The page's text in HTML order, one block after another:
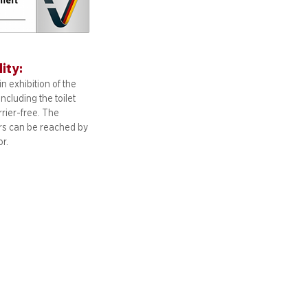
exhibition of the
including the toilet
free. The
can be reached by